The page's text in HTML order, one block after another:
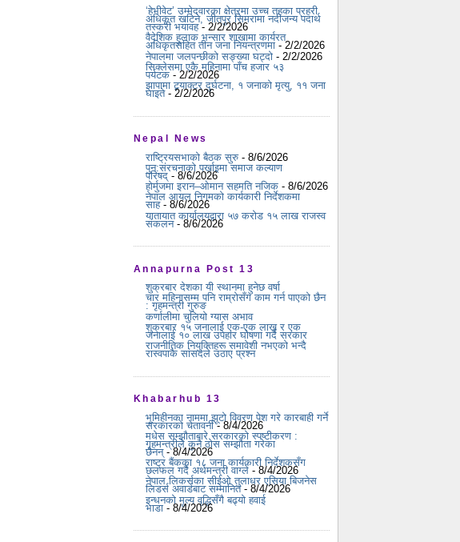
‘हेभीवेट’ उम्मेदवारका क्षेत्रमा उच्च तहका प्रहरी
अधिकृत खटिने, जीतपुर सिमरामा नदीजन्य पदार्थ
तस्करी भयावह- 2/2/2026
वैदेशिक हुलाक भन्सार शाखामा कार्यरत
अधिकृतसहित तीन जना नियन्त्रणमा - 2/2/2026
नेपालमा जलपन्छीको सङ्ख्या घट्दो - 2/2/2026
सिक्लेसमा एकै महिनामा पाँच हजार ५३
पर्यटक - 2/2/2026
झापामा ट्र्याक्टर दुर्घटना, १ जनाको मृत्यु, ११ जना
घाइते- 2/2/2026
Nepal News
राष्ट्रियसभाको बैठक सुरु- 8/6/2026
पुन:संरचनाको पर्खाइमा समाज कल्याण
परिषद् - 8/6/2026
होर्मुजमा इरान–ओमान सहमति नजिक - 8/6/2026
नेपाल आयल निगमको कार्यकारी निर्देशकमा
साह- 8/6/2026
यातायात कार्यालयद्वारा ५७ करोड १५ लाख राजस्व
संकलन- 8/6/2026
Annapurna Post 13
शुक्रबार देशका यी स्थानमा हुनेछ वर्षा
चार महिनासम्म पनि राम्रोसँग काम गर्न पाएको छैन
: गृहमन्त्री गुरुङ
कर्णालीमा चुलियो ग्यास अभाव
शुक्रबार १५ जनालाई एक-एक लाख र एक
जनालाई १० लाख उपहार घोषणा गर्दै सरकार
राजनीतिक नियुक्तिहरू समावेशी नभएको भन्दै
रास्वपाकै सांसदले उठाए प्रश्न
Khabarhub 13
भूमिहीनका नाममा झूटो विवरण पेश गरे कारबाही गर्ने
सरकारको चेतावनी- 8/4/2026
मधेस सम्झौताबारे सरकारको स्पष्टीकरण :
गृहमन्त्रीले कुनै ठोस सम्झौता गरेका
छैनन्- 8/4/2026
राष्ट्र बैंकका १८ जना कार्यकारी निर्देशकसँग
छलफल गर्दै अर्थमन्त्री वाग्ले - 8/4/2026
नेपाल लिकर्सका सीईओ तुलाधर एसिया बिजनेस
लिडर्स अवार्डबाट सम्मानित- 8/4/2026
इन्धनको मूल्य वृद्धिसँगै बढ्यो हवाई
भाडा- 8/4/2026